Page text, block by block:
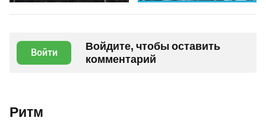
Войти
Войдите, чтобы оставить
комментарий
Ритм